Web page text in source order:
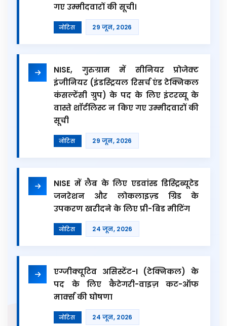
गए उम्मीदवारों की सूची।
नोटिस 29 जून, 2026
NISE, गुरुग्राम में सीनियर प्रोजेक्ट
इंजीनियर (इंडस्ट्रियल रिसर्च एंड टेक्निकल
कंसल्टेंसी ग्रुप) के पद के लिए इंटरव्यू के
वास्ते शॉर्टलिस्ट न किए गए उम्मीदवारों की
सूची
नोटिस 29 जून, 2026
NISE में लैब के लिए एडवांस्ड डिस्ट्रिब्यूटेड
जनरेशन और लोकलाइज़्ड ग्रिड के
उपकरण खरीदने के लिए प्री-बिड मीटिंग
नोटिस 24 जून, 2026
एग्जीक्यूटिव असिस्टेंट-I (टेक्निकल) के
पद के लिए कैटेगरी-वाइज़ कट-ऑफ
मार्क्स की घोषणा
नोटिस 24 जून, 2026